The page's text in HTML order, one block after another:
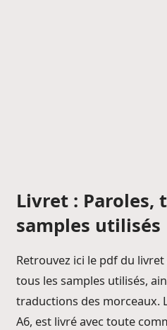
Livret : Paroles,
samples utilisés
Retrouvez ici le pdf du
tous les samples utilisés,
traductions des morceaux.
A6, est livré avec toute